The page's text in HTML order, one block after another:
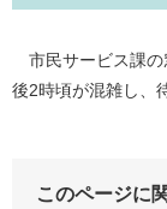
市民サービス課の
後2時頃が混雑し、
このページに